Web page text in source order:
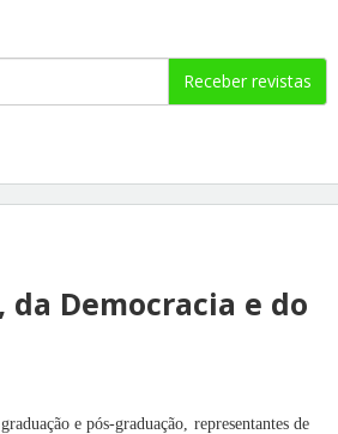
Receber revistas
da Democracia e do
e pós-graduação, representantes de